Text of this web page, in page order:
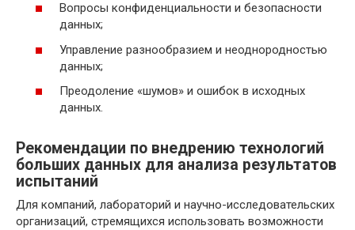
Вопросы конфиденциальности и безопасности
данных;
Управление разнообразием и неоднородностью
данных;
Преодоление «шумов» и ошибок в исходных
данных.
Рекомендации по внедрению технологий
больших данных для анализа результатов
испытаний
Для компаний, лабораторий и научно-исследовательских
организаций, стремящихся использовать возможности